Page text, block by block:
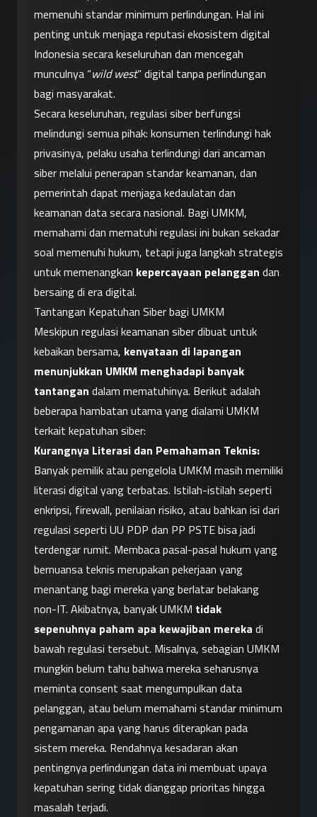
memenuhi standar minimum perlindungan. Hal ini
penting untuk menjaga reputasi ekosistem digital
Indonesia secara keseluruhan dan mencegah
munculnya “wild west” digital tanpa perlindungan
bagi masyarakat.
Secara keseluruhan, regulasi siber berfungsi
melindungi semua pihak: konsumen terlindungi hak
privasinya, pelaku usaha terlindungi dari ancaman
siber melalui penerapan standar keamanan, dan
pemerintah dapat menjaga kedaulatan dan
keamanan data secara nasional. Bagi UMKM,
memahami dan mematuhi regulasi ini bukan sekadar
soal memenuhi hukum, tetapi juga langkah strategis
untuk memenangkan kepercayaan pelanggan dan
bersaing di era digital.
Tantangan Kepatuhan Siber bagi UMKM
Meskipun regulasi keamanan siber dibuat untuk
kebaikan bersama, kenyataan di lapangan
menunjukkan UMKM menghadapi banyak
tantangan dalam mematuhinya. Berikut adalah
beberapa hambatan utama yang dialami UMKM
terkait kepatuhan siber:
Kurangnya Literasi dan Pemahaman Teknis:
Banyak pemilik atau pengelola UMKM masih memiliki
literasi digital yang terbatas. Istilah-istilah seperti
enkripsi, firewall, penilaian risiko, atau bahkan isi dari
regulasi seperti UU PDP dan PP PSTE bisa jadi
terdengar rumit. Membaca pasal-pasal hukum yang
bernuansa teknis merupakan pekerjaan yang
menantang bagi mereka yang berlatar belakang
non-IT. Akibatnya, banyak UMKM tidak
sepenuhnya paham apa kewajiban mereka di
bawah regulasi tersebut. Misalnya, sebagian UMKM
mungkin belum tahu bahwa mereka seharusnya
meminta consent saat mengumpulkan data
pelanggan, atau belum memahami standar minimum
pengamanan apa yang harus diterapkan pada
sistem mereka. Rendahnya kesadaran akan
pentingnya perlindungan data ini membuat upaya
kepatuhan sering tidak dianggap prioritas hingga
masalah terjadi.